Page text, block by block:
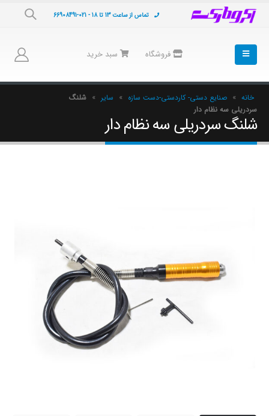
تماس از ساعت 13 تا 18 - 021-66908491
فروشگاه سبد خرید
خانه » صنایع دستی- کاردستی-دست سازه » سایر » شلنگ
سردریلی سه نظام دار
شلنگ سردریلی سه نظام دار